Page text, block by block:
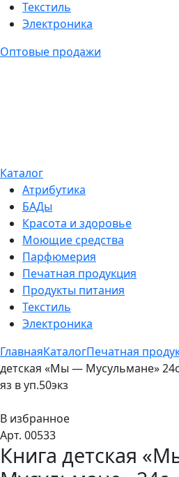
Текстиль
Электроника
Оптовые продажи
Каталог
Атрибутика
БАДы
Красота и здоровье
Моющие средства
Парфюмерия
Печатная продукция
Продукты питания
Текстиль
Электроника
ГлавнаяКаталогПечатная
детская «Мы — Мусульмане»
яз в уп.50экз
В избранное
Арт. 00533
Книга детская